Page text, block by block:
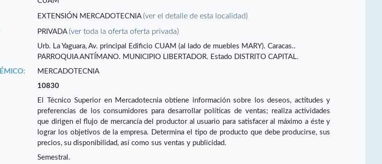
EXTENSIÓN MERCADOTECNIA(ver el detalle de esta localidad)
PRIVADA(ver toda la oferta oferta privada)
Urb. La Yaguara, Av. principal Edificio CUAM (al lado de muebles MARY). Caracas..
PARROQUIA ANTÍMANO. MUNICIPIO LIBERTADOR. Estado DISTRITO CAPITAL.
MERCADOTECNIA
10830
El Técnico Superior en Mercadotecnia obtiene información sobre los deseos, actitudes y
preferencias de los consumidores para desarrollar políticas de ventas; realiza actividades
que dirigen el flujo de mercancía del productor al usuario para satisfacer al máximo a éste y
lograr los objetivos de la empresa. Determina el tipo de producto que debe producirse, sus
precios, su disponibilidad, así como sus ventas y publicidad.
Semestral.